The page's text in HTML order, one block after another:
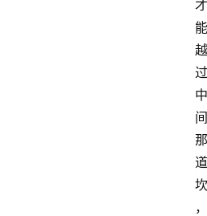
才
能
越
过
中
间
那
道
坎
，